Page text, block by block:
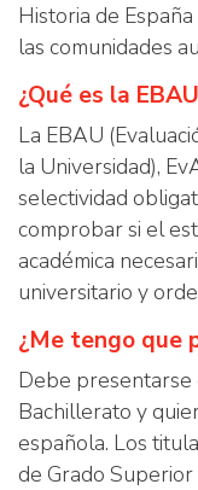
Historia de
las comunidades
¿Qué es la
La EBAU
la Universidad),
selectividad
comprobar si el
académica
universitario y
¿Me tengo que
Debe presentarse
Bachillerato y
española. Los
de Grado